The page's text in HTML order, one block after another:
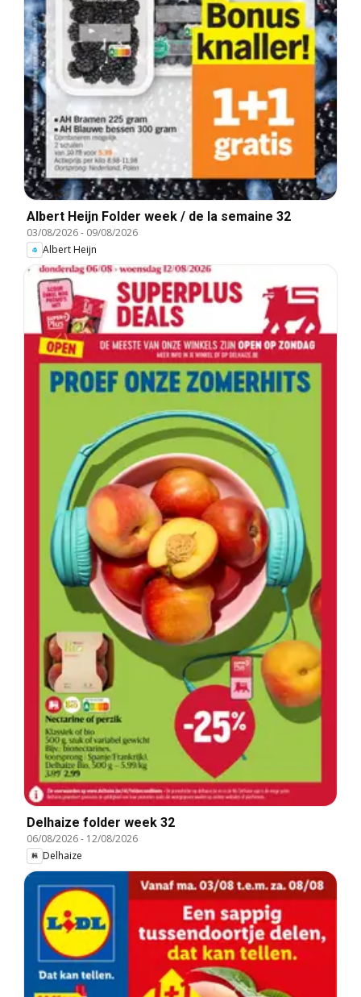
Albert Heijn Folder week / de la semaine 32
03/08/2026- 09/08/2026
Albert Heijn
Delhaize folder week 32
06/08/2026- 12/08/2026
Delhaize